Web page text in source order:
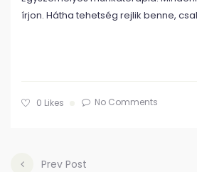
írjon. Hátha tehetség rejlik benne,
0 Likes No Comments
Prev Post